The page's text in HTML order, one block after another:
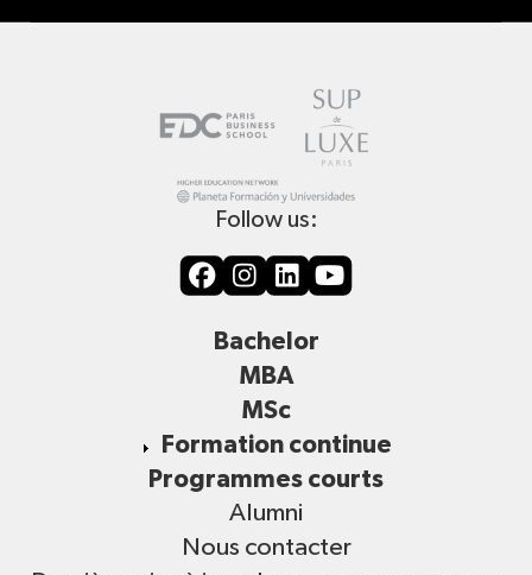
Follow us:
Bachelor
MBA
MSc
Formation continue
Programmes courts
Alumni
Nous contacter